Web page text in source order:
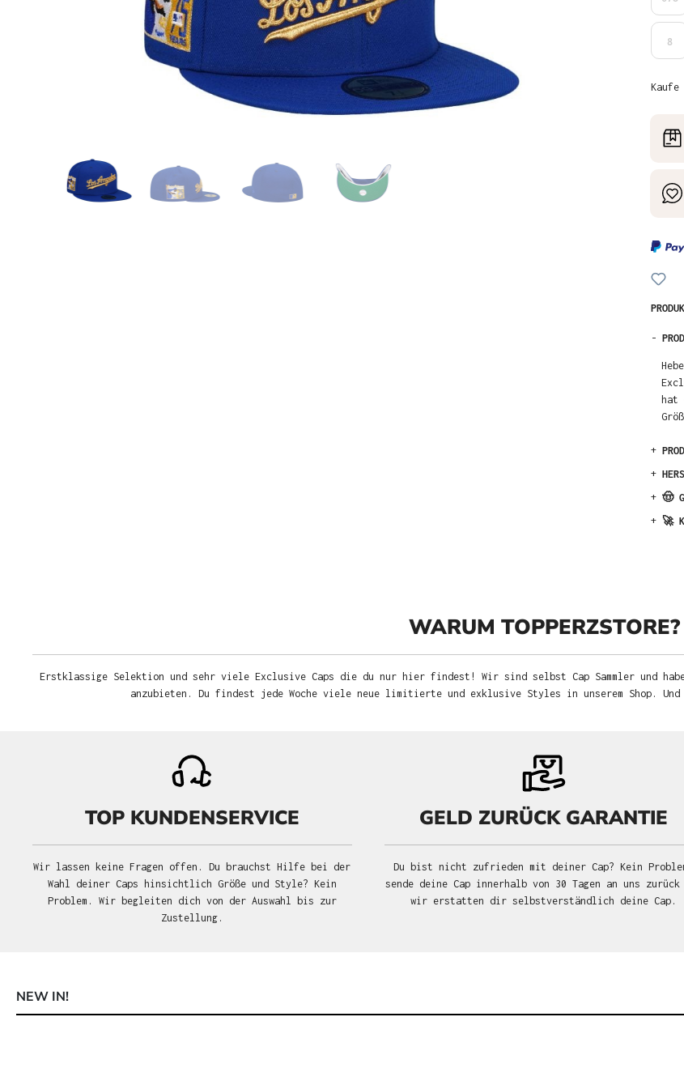
8
Kaufe
-
hat
+
+
+ 🤠
+ 🚀
WARUM TOPPERZSTORE?
Erstklassige Selektion und sehr viele Exclusive Caps die du nur hier findest! Wir sind selbst Cap Sammler und
anzubieten. Du findest jede Woche viele neue limitierte und exklusive Styles in unserem Shop.
TOP KUNDENSERVICE
Wir lassen keine Fragen offen. Du brauchst Hilfe bei der
Wahl deiner Caps hinsichtlich Größe und Style? Kein
Problem. Wir begleiten dich von der Auswahl bis zur
Zustellung.
GELD ZURÜCK GARANTIE
Du bist nicht zufrieden mit deiner Cap? Kein
sende deine Cap innerhalb von 30 Tagen an uns zurück
wir erstatten dir selbstverständlich deine Cap.
NEW IN!